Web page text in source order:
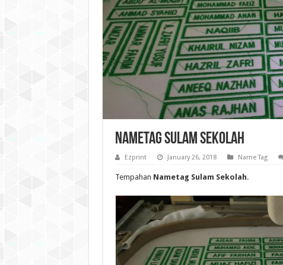
Nametag Sulam Sekolah
Ezprint January 26, 2018 Name Tag
Tempahan Nametag Sulam Sekolah.